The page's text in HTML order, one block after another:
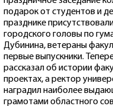
подарок от студентов и
празднике
городского головы по
Дубинина, ветераны
первые выпускники.
рассказал об истории
проектах, а ректор
наградил наиболее
грамотами областного